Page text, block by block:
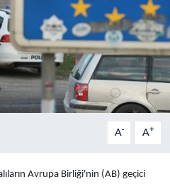
A- A+
Avrupa Birliği'nin (AB) geçici